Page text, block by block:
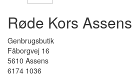
Røde Kors Assens
Genbrugsbutik
Fåborgvej 16
5610 Assens
6174 1036